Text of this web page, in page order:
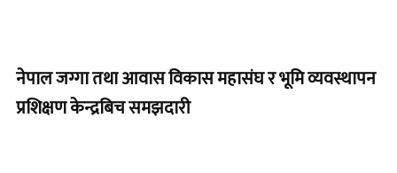
नेपाल जग्गा तथा आवास विकास महासंघ र भूमि व्यवस्थापन
प्रशिक्षण केन्द्रबिच समझदारी